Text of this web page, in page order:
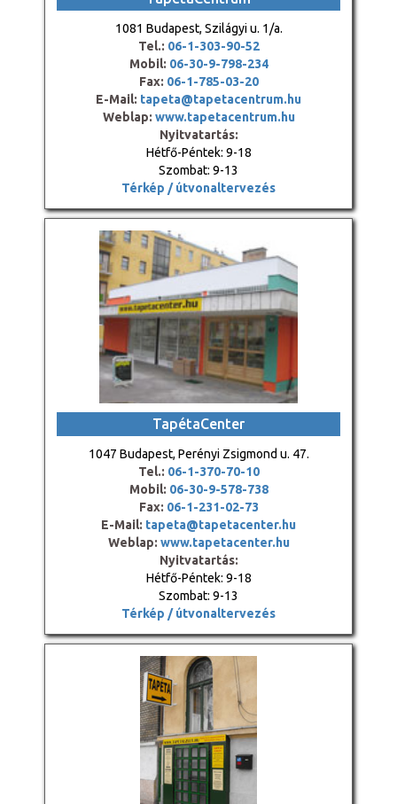
1081 Budapest, Szilágyi u. 1/a.
Tel.: 06-1-303-90-52
Mobil: 06-30-9-798-234
Fax: 06-1-785-03-20
E-Mail: tapeta@tapetacentrum.hu
Weblap: www.tapetacentrum.hu
Nyitvatartás:
Hétfő-Péntek: 9-18
Szombat: 9-13
Térkép / útvonaltervezés
TapétaCenter
1047 Budapest, Perényi Zsigmond u. 47.
Tel.: 06-1-370-70-10
Mobil: 06-30-9-578-738
Fax: 06-1-231-02-73
E-Mail: tapeta@tapetacenter.hu
Weblap: www.tapetacenter.hu
Nyitvatartás:
Hétfő-Péntek: 9-18
Szombat: 9-13
Térkép / útvonaltervezés